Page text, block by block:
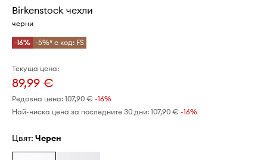
Birkenstock чехли
черни
-16% -5%* с код: FS
Текуща цена:
89,99 €
Редовна цена: 107,90 € -16%
Най-ниска цена за последните 30 дни: 107,90 € -16%
Цвят: черен